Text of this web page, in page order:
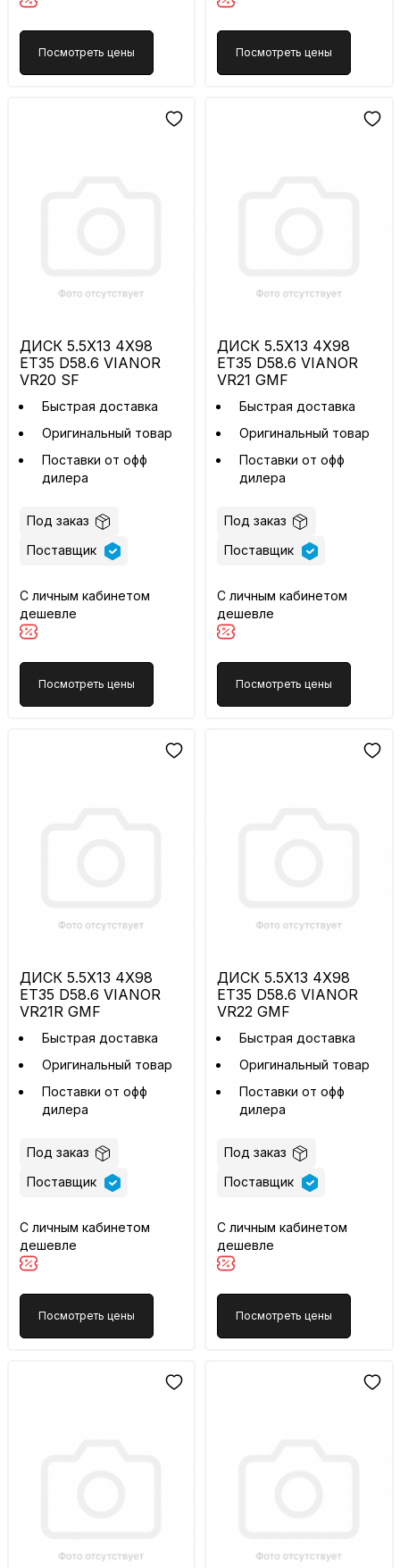
Посмотреть цены Посмотреть цены
ДИСК 5.5X13 4X98
ET35 D58.6 VIANOR
VR20 SF
Быстрая доставка
Оригинальный товар
Поставки от офф
дилера
Под заказ
Поставщик
С личным кабинетом
дешевле
Посмотреть цены
ДИСК 5.5X13 4X98
ET35 D58.6 VIANOR
VR21 GMF
Быстрая доставка
Оригинальный товар
Поставки от офф
дилера
Под заказ
Поставщик
С личным кабинетом
дешевле
Посмотреть цены
ДИСК 5.5X13 4X98
ET35 D58.6 VIANOR
VR21R GMF
Быстрая доставка
Оригинальный товар
Поставки от офф
дилера
Под заказ
Поставщик
С личным кабинетом
дешевле
Посмотреть цены
ДИСК 5.5X13 4X98
ET35 D58.6 VIANOR
VR22 GMF
Быстрая доставка
Оригинальный товар
Поставки от офф
дилера
Под заказ
Поставщик
С личным кабинетом
дешевле
Посмотреть цены